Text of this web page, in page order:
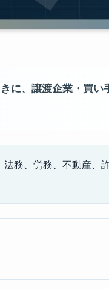
に、譲渡企業・買い
務、労務、不動産、